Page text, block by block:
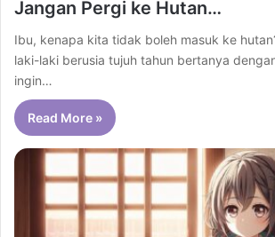
Jangan Pergi ke Hutan…
Ibu, kenapa kita tidak boleh masuk ke
laki-laki berusia tujuh tahun bertanya
ingin…
Read More »